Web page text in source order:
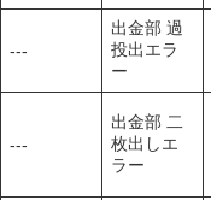
---
出金部 過
投出エラ
ー
---
出金部 二
枚出しエ
ラー